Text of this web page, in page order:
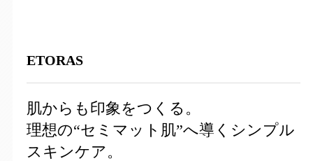
ETORAS
肌からも印象をつくる。
理想の“セミマット肌”へ導くシンプル
スキンケア。